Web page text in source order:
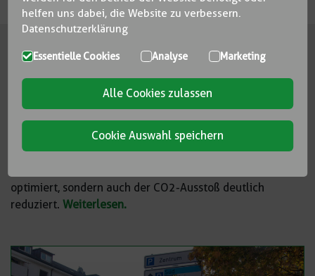
Das Projekt
DieStadt Straubingleitet mit intelligenten
Parkleitsystemen Parkplatzsuchende dynamisch und
schnellstmöglich zum nächsten freien Stellplatz.
Durch die an 50 Standorten in der Stadt montierten
Verkehrsschilder und LCD-Anzeigen werden nicht nur die
optimiert, sondern auch der CO2-Ausstoß deutlich
reduziert. Weiterlesen.
helfen uns dabei, die Website zu verbessern.
Datenschutzerklärung
Essentielle Cookies Analyse Marketing
Alle Cookies zulassen
Cookie Auswahl speichern